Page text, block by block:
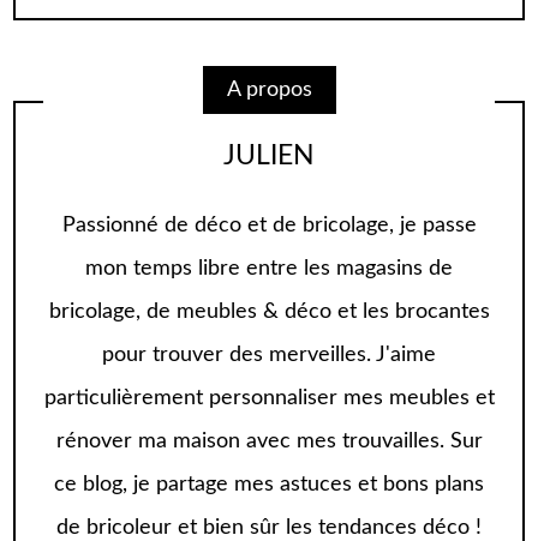
A propos
JULIEN
Passionné de déco et de bricolage, je passe
mon temps libre entre les magasins de
bricolage, de meubles & déco et les brocantes
pour trouver des merveilles. J'aime
particulièrement personnaliser mes meubles et
rénover ma maison avec mes trouvailles. Sur
ce blog, je partage mes astuces et bons plans
de bricoleur et bien sûr les tendances déco !